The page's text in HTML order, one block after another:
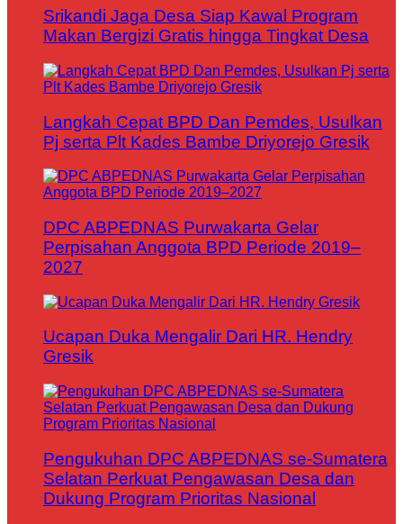
Srikandi Jaga Desa Siap Kawal Program
Makan Bergizi Gratis hingga Tingkat Desa
Langkah Cepat BPD Dan Pemdes, Usulkan
Pj serta Plt Kades Bambe Driyorejo Gresik
DPC ABPEDNAS Purwakarta Gelar
Perpisahan Anggota BPD Periode 2019–
2027
Ucapan Duka Mengalir Dari HR. Hendry
Gresik
Pengukuhan DPC ABPEDNAS se-Sumatera
Selatan Perkuat Pengawasan Desa dan
Dukung Program Prioritas Nasional